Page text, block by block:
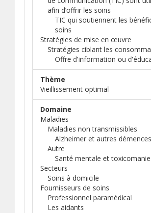
afin d’offrir les soins
TIC qui soutiennent les
soins
Stratégies de mise en œuvre
Stratégies ciblant les
Offre d'information ou
Thème
Vieillissement optimal
Domaine
Maladies
Maladies non transmissibles
Alzheimer et autres démences
Autre
Santé mentale et
Secteurs
Soins à domicile
Fournisseurs de soins
Professionnel paramédical
Les aidants